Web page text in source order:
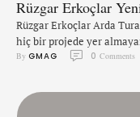
Rüzgar Erkoçlar
Rüzgar Erkoçlar Arda
hiç bir projede yer
Rüzgar Erkoçlar,
Barcelona’da
Turan’ın formasını
By GMAG 0 Comments